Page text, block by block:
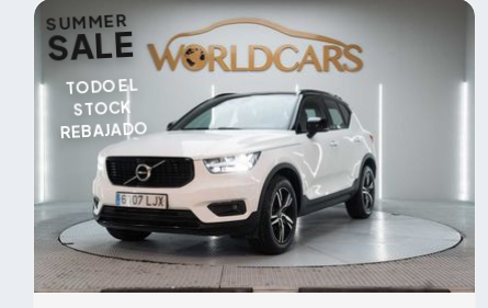
SUMMER
SALE
TODO EL
STOCK
REBAJADO